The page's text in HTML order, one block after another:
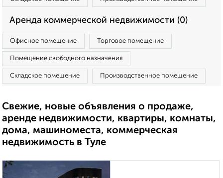
Аренда коммерческой недвижимости (0)
Офисное помещение Торговое помещение
Помещение свободного назначения
Складское помещение Производственное помещение
Свежие, новые объявления о продаже,
аренде недвижимости, квартиры, комнаты,
дома, машиноместа, коммерческая
недвижимость в Туле